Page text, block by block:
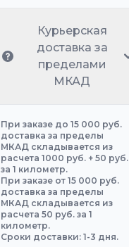
Курьерская
доставка за
пределами
МКАД
При заказе до 15 000 руб.
доставка за пределы
МКАД складывается из
расчета 1000 руб. + 50 руб.
за 1 километр.
При заказе от 15 000 руб.
доставка за пределы
МКАД складывается из
расчета 50 руб. за 1
километр.
Сроки доставки: 1-3 дня.